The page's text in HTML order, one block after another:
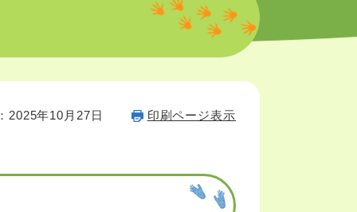
2025年10月27日 印刷ページ表示